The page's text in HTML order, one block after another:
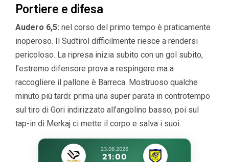
Portiere e difesa
Audero 6,5: nel corso del primo tempo è praticamente
inoperoso. Il Sudtirol difficilmente riesce a rendersi
pericoloso. La ripresa inizia subito con un gol subito,
l’estremo difensore prova a respingere ma a
raccogliere il pallone è Barreca. Mostruoso qualche
minuto più tardi: prima una super parata in controtempo
sul tiro di Gori indirizzato all’angolino basso, poi sul
tap-in di Merkaj ci mette il corpo e salva i suoi.
23.08.2026
21:00